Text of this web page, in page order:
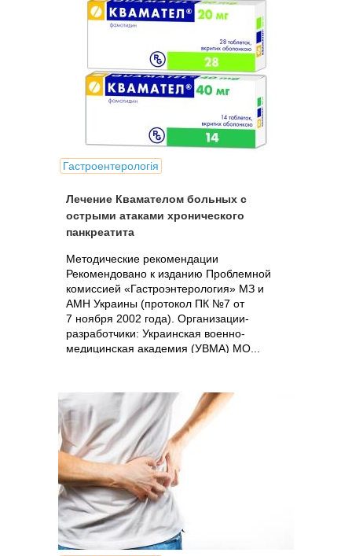
Гастроентерологія
Лечение Квамателом больных с
острыми атаками хронического
панкреатита
Методические рекомендации
Рекомендовано к изданию Проблемной
комиссией «Гастроэнтерология» МЗ и
АМН Украины (протокол ПК №7 от
7 ноября 2002 года). Организации-
разработчики: Украинская военно-
медицинская академия (УВМА) МО...